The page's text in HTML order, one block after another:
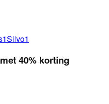
1Silvo1
40% korting